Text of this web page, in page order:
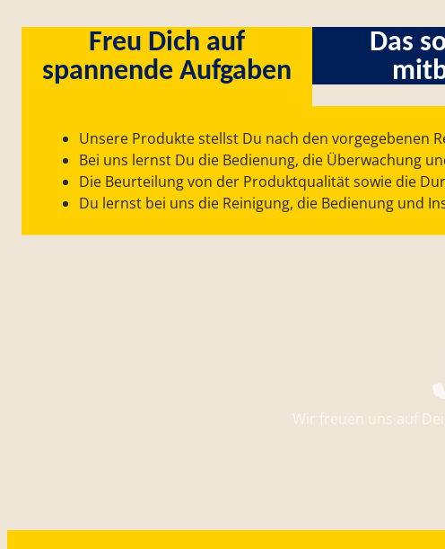
Freu Dich auf
spannende Aufgaben
Das
Unsere Produkte stellst Du nach den vorgegebenen
Bei uns lernst Du die Bedienung, die Überwachung
Die Beurteilung von der Produktqualität sowie die
Du lernst bei uns die Reinigung, die Bedienung und
Wir freuen uns auf